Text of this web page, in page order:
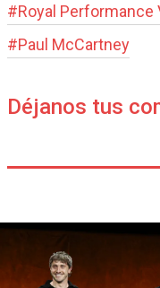
#Royal Performance
#Paul McCartney
Déjanos tus